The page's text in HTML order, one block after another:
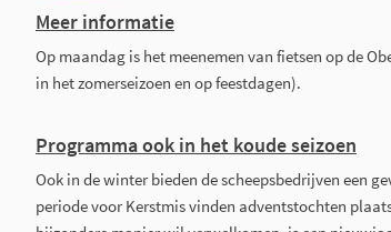
Meer informatie
Op maandag is het meenemen van fietsen op de
in het zomerseizoen en op feestdagen).
Programma ook in het koude seizoen
Ook in de winter bieden de scheepsbedrijven een
periode voor Kerstmis vinden adventstochten